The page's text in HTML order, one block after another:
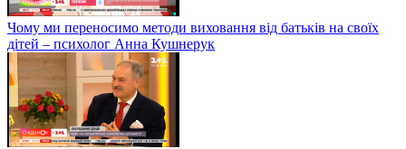
Чому ми переносимо методи виховання від батьків на своїх
дітей – психолог Анна Кушнерук